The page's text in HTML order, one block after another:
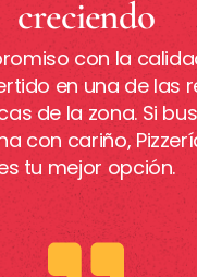
creciendo
con la
en una de las
de la zona. Si
con cariño,
tu mejor opción.